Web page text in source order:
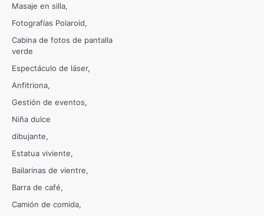
Masaje en silla
Fotografías Polaroid
Cabina de fotos de pantalla
verde
Espectáculo de láser
Anfitriona
Gestión de eventos
Niña dulce
dibujante
Estatua viviente
Bailarinas de vientre
Barra de café
Camión de comida